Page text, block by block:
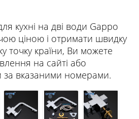
кухні на дві води Gappo
ціною і отримати швидку
точку країни, Ви можете
на сайті або
за вказаними номерами.